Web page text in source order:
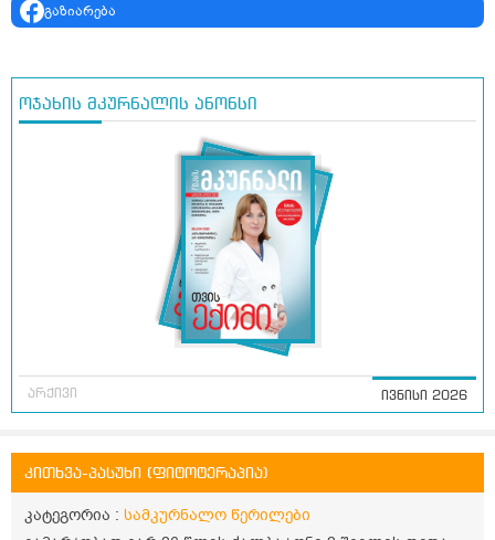
გაზიარება
ოჯახის მკურნალის ანონსი
არქივი ივნისი 2026
კითხვა-პასუხი (ფიტოტერაპია)
კატეგორია : სამკურნალო წერილები